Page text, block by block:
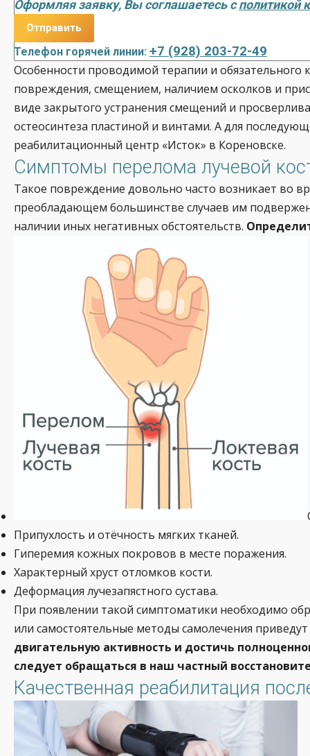
Оформляя заявку, Вы соглашаетесь сполитикой
Телефон горячей линии: +7 (928) 203-72-49
Особенности проводимой терапии и обязательного
повреждения, смещением, наличием осколков и
виде закрытого устранения смещений и
остеосинтеза пластиной и винтами. А для
реабилитационный центр «Исток» в Кореновске.
Симптомы перелома лучевой
Такое повреждение довольно часто возникает во
преобладающем большинстве случаев им
наличии иных негативных обстоятельств.
Припухлость и отёчность мягких тканей.
Гиперемия кожных покровов в месте поражения.
Характерный хруст отломков кости.
Деформация лучезапястного сустава.
При появлении такой симптоматики необходимо
или самостоятельные методы самолечения
двигательную активность и достичь
следует обращаться в наш частный
Качественная реабилитация